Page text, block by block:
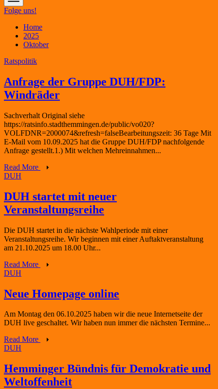
Folge uns!
Home
2025
Oktober
Ratspolitik
Anfrage der Gruppe DUH/FDP:
Windräder
Sachverhalt Original siehe
https://ratsinfo.stadthemmingen.de/public/vo020?
VOLFDNR=2000074&refresh=falseBearbeitungszeit: 36 Tage Mit
E-Mail vom 10.09.2025 hat die Gruppe DUH/FDP nachfolgende
Anfrage gestellt.1.) Mit welchen Mehreinnahmen...
Read More
DUH
DUH startet mit neuer
Veranstaltungsreihe
Die DUH startet in die nächste Wahlperiode mit einer
Veranstaltungsreihe. Wir beginnen mit einer Auftaktveranstaltung
am 21.10.2025 um 18.00 Uhr...
Read More
DUH
Neue Homepage online
Am Montag den 06.10.2025 haben wir die neue Internetseite der
DUH live geschaltet. Wir haben nun immer die nächsten Termine...
Read More
DUH
Hemminger Bündnis für Demokratie und
Weltoffenheit